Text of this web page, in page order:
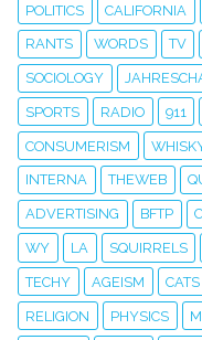
POLITICS CALIFORNIA
RANTS WORDS TV
SOCIOLOGY
SPORTS RADIO 911
CONSUMERISM
INTERNA THEWEB
ADVERTISING BFTP
WY LA SQUIRRELS
TECHY AGEISM CATS
RELIGION PHYSICS